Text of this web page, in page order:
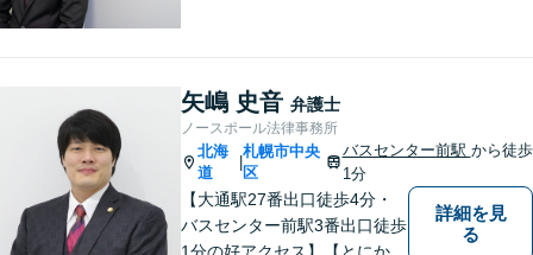
続、交通事故、労働、企業法
務など、多岐に渡る分野に精
通しています。どうぞお気軽
にご連絡ください。
矢嶋 史音 弁護士
ノースポール法律事務所
北海
道
札幌市中央
区
バスセンター前駅 から徒歩
1分
【大通駅27番出口徒歩4分・
バスセンター前駅3番出口徒歩
1分の好アクセス】【とにかく
詳細を見
る